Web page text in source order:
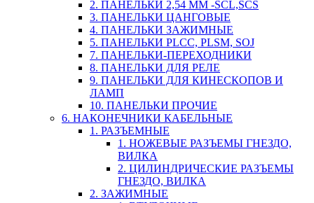
2. ПАНЕЛЬКИ 2,54 ММ -SCL,SCS
3. ПАНЕЛЬКИ ЦАНГОВЫЕ
4. ПАНЕЛЬКИ ЗАЖИМНЫЕ
5. ПАНЕЛЬКИ PLCC, PLSM, SOJ
7. ПАНЕЛЬКИ-ПЕРЕХОДНИКИ
8. ПАНЕЛЬКИ ДЛЯ РЕЛЕ
9. ПАНЕЛЬКИ ДЛЯ КИНЕСКОПОВ И
ЛАМП
10. ПАНЕЛЬКИ ПРОЧИЕ
6. НАКОНЕЧНИКИ КАБЕЛЬНЫЕ
1. РАЗЪЕМНЫЕ
1. НОЖЕВЫЕ РАЗЪЕМЫ ГНЕЗДО,
ВИЛКА
2. ЦИЛИНДРИЧЕСКИЕ РАЗЪЕМЫ
ГНЕЗДО, ВИЛКА
2. ЗАЖИМНЫЕ